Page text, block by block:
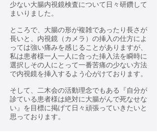
少ない大腸内視鏡検査について日々研鑽して
まいりました。
ところで、大腸の形が複雑であったり長さが
長いと、内視鏡（カメラ）の挿入の仕方によ
っては強い痛みを感じることがありますが、
私は患者様一人一人に合った挿入法を瞬時に
選択しその人にとって一番苦痛の少ない方法
で内視鏡を挿入するよう心がけております。
そして、二木会の活動理念でもある『自分が
診ている患者様は絶対に大腸がんで死なせな
い』を目標に掲げて日々頑張っていきたいと
思っております。